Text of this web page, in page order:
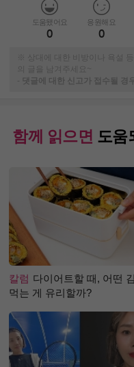
도움됐어요
0
응원해요
0
※ 상대에 대한 비방이나 욕설
-
댓글에 대한 신고가 접수될 경
함께 읽으면 도움
칼럼 다이어트할 때, 어떤
먹는 게 유리할까?